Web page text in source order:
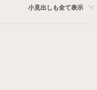
小見出しも全て表示